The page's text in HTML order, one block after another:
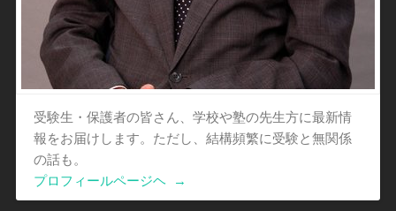
受験生・保護者の皆さん、学校や塾の先生方に最新情
報をお届けします。ただし、結構頻繁に受験と無関係
の話も。
プロフィールページヘ
→